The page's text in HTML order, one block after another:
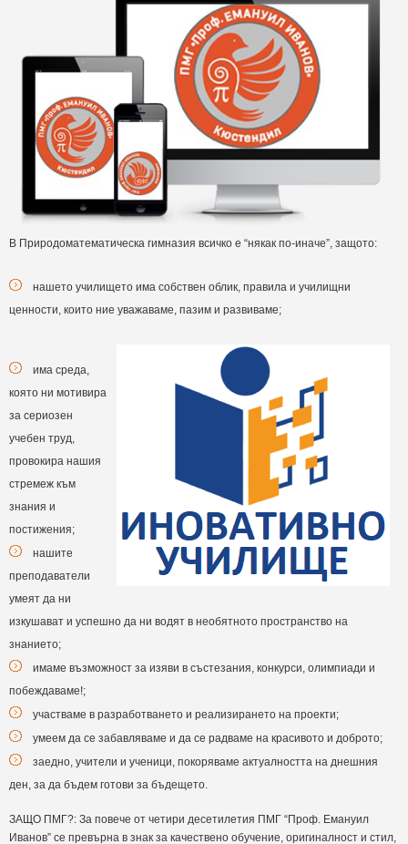
В Природоматематическа гимназия всичко е “някак по-иначе”, защото:
нашето училището има собствен облик, правила и училищни
ценности, които ние уважаваме, пазим и развиваме;
има среда,
която ни мотивира
за сериозен
учебен труд,
провокира нашия
стремеж към
знания и
постижения;
нашите
преподаватели
умеят да ни
изкушават и успешно да ни водят в необятното пространство на
знанието;
имаме възможност за изяви в състезания, конкурси, олимпиади и
побеждаваме!;
участваме в разработването и реализирането на проекти;
умеем да се забавляваме и да се радваме на красивото и доброто;
заедно, учители и ученици, покоряваме актуалността на днешния
ден, за да бъдем готови за бъдещето.
ЗАЩО ПМГ?: За повече от четири десетилетия ПМГ “Проф. Емануил
Иванов” се превърна в знак за качествено обучение, оригиналност и стил,